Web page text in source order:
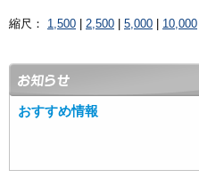
縮尺： 1,500 2,500 5,000 10,000
おすすめ情報